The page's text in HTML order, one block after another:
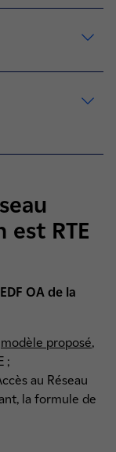
est RTE
OA de la
modèle proposé,
;
au Réseau
la formule de